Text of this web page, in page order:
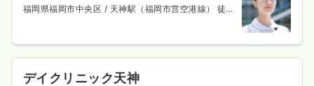
福岡県福岡市中央区 / 天神駅（福岡市営空港線） 徒歩
デイクリニック天神